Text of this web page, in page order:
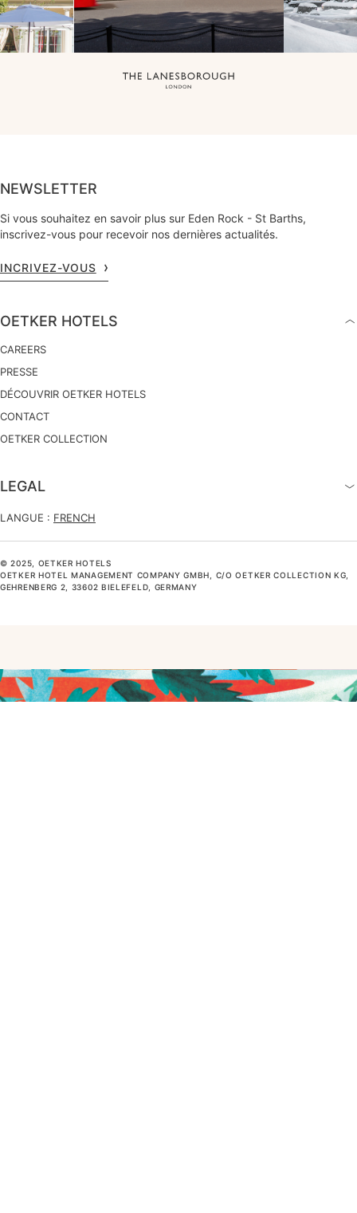
NEWSLETTER
Si vous souhaitez en savoir plus sur Eden Rock - St Barths,
inscrivez-vous pour recevoir nos dernières actualités.
INCRIVEZ-VOUS
OETKER HOTELS
CAREERS
PRESSE
DÉCOUVRIR OETKER HOTELS
CONTACT
OETKER COLLECTION
LEGAL
LANGUE : FRENCH
© 2025, OETKER HOTELS
OETKER HOTEL MANAGEMENT COMPANY GMBH, C/O OETKER COLLECTION KG,
GEHRENBERG 2, 33602 BIELEFELD, GERMANY